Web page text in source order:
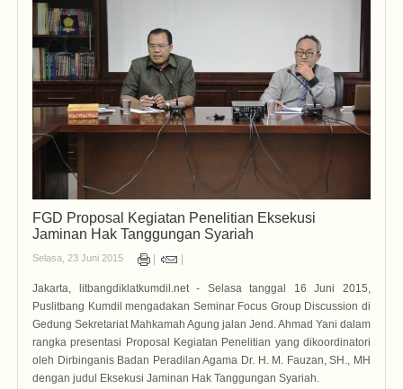
FGD Proposal Kegiatan Penelitian Eksekusi
Jaminan Hak Tanggungan Syariah
Selasa, 23 Juni 2015
Jakarta, litbangdiklatkumdil.net - Selasa tanggal 16 Juni 2015,
Puslitbang Kumdil mengadakan Seminar Focus Group Discussion di
Gedung Sekretariat Mahkamah Agung jalan Jend. Ahmad Yani dalam
rangka presentasi Proposal Kegiatan Penelitian yang dikoordinatori
oleh Dirbinganis Badan Peradilan Agama Dr. H. M. Fauzan, SH., MH
dengan judul Eksekusi Jaminan Hak Tanggungan Syariah.
Sandi
Lupa Sandi Anda?
Lupa Nama Pengguna?